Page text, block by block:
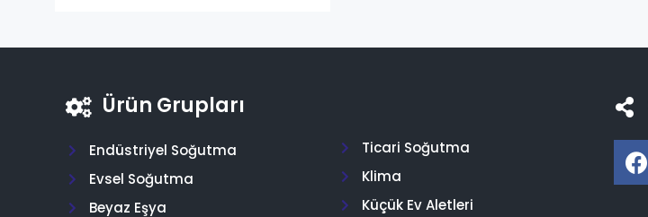
Ürün Grupları
Endüstriyel Soğutma
Evsel Soğutma
Beyaz Eşya
Ticari Soğutma
Klima
Küçük Ev Aletleri